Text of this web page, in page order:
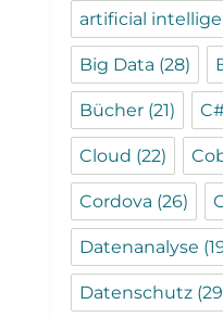
artificial
Big Data (28)
Bücher (21)
Cloud (22)
Cordova (26)
Datenanalyse
Datenschutz